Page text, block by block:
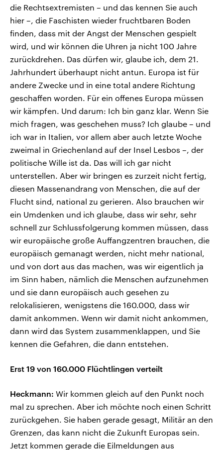
die Rechtsextremisten – und das kennen Sie auch
hier –, die Faschisten wieder fruchtbaren Boden
finden, dass mit der Angst der Menschen gespielt
wird, und wir können die Uhren ja nicht 100 Jahre
zurückdrehen. Das dürfen wir, glaube ich, dem 21.
Jahrhundert überhaupt nicht antun. Europa ist für
andere Zwecke und in eine total andere Richtung
geschaffen worden. Für ein offenes Europa müssen
wir kämpfen. Und darum: Ich bin ganz klar. Wenn Sie
mich fragen, was geschehen muss? Ich glaube – und
ich war in Italien, vor allem aber auch letzte Woche
zweimal in Griechenland auf der Insel Lesbos –, der
politische Wille ist da. Das will ich gar nicht
unterstellen. Aber wir bringen es zurzeit nicht fertig,
diesen Massenandrang von Menschen, die auf der
Flucht sind, national zu gerieren. Also brauchen wir
ein Umdenken und ich glaube, dass wir sehr, sehr
schnell zur Schlussfolgerung kommen müssen, dass
wir europäische große Auffangzentren brauchen, die
europäisch gemanagt werden, nicht mehr national,
und von dort aus das machen, was wir eigentlich ja
im Sinn haben, nämlich die Menschen aufzunehmen
und sie dann europäisch auch gesehen zu
relokalisieren, wenigstens die 160.000, dass wir
damit ankommen. Wenn wir damit nicht ankommen,
dann wird das System zusammenklappen, und Sie
kennen die Gefahren, die dann entstehen.
Erst 19 von 160.000 Flüchtlingen verteilt
Heckmann: Wir kommen gleich auf den Punkt noch
mal zu sprechen. Aber ich möchte noch einen Schritt
zurückgehen. Sie haben gerade gesagt, Militär an den
Grenzen, das kann nicht die Zukunft Europas sein.
Jetzt kommen gerade die Eilmeldungen aus